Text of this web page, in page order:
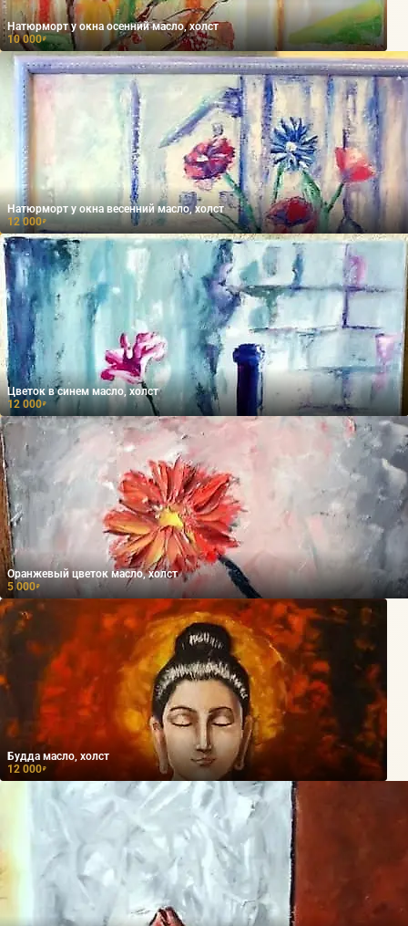
Натюрморт у окна осенний масло, холст
10 000₽
Натюрморт у окна весенний масло, холст
12 000₽
Цветок в синем масло, холст
12 000₽
Оранжевый цветок масло, холст
5 000₽
Будда масло, холст
12 000₽